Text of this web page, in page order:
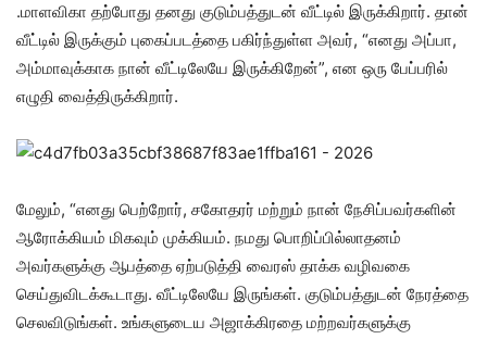
.மாளவிகா தற்போது தனது குடும்பத்துடன் வீட்டில் இருக்கிறார். தான்
வீட்டில் இருக்கும் புகைப்படத்தை பகிர்ந்துள்ள அவர், “எனது அப்பா,
அம்மாவுக்காக நான் வீட்டிலேயே இருக்கிறேன்”, என ஒரு பேப்பரில்
எழுதி வைத்திருக்கிறார்.
மேலும், “எனது பெற்றோர், சகோதரர் மற்றும் நான் நேசிப்பவர்களின்
ஆரோக்கியம் மிகவும் முக்கியம். நமது பொறிப்பில்லாதனம்
அவர்களுக்கு ஆபத்தை ஏற்படுத்தி வைரஸ் தாக்க வழிவகை
செய்துவிடக்கூடாது. வீட்டிலேயே இருங்கள். குடும்பத்துடன் நேரத்தை
செலவிடுங்கள். உங்களுடைய அஜாக்கிரதை மற்றவர்களுக்கு